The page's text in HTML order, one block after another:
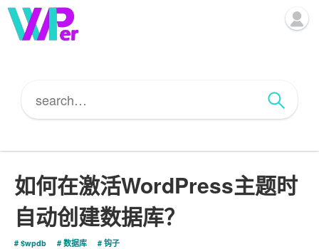
如何在激活WordPress主题时
自动创建数据库？
$wpdb 数据库 钩子